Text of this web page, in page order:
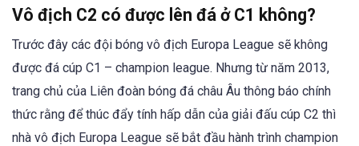
Vô địch C2 có được lên đá ở C1 không?
Trước đây các đội bóng vô địch Europa League sẽ không
được đá cúp C1 – champion league. Nhưng từ năm 2013,
trang chủ của Liên đoàn bóng đá châu Âu thông báo chính
thức rằng để thúc đẩy tính hấp dẫn của giải đấu cúp C2 thì
nhà vô địch Europa League sẽ bắt đầu hành trình champion